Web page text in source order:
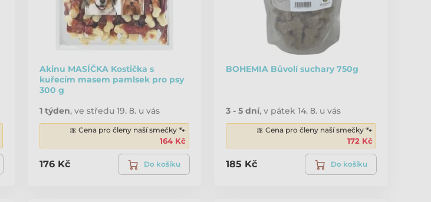
Akinu MASÍČKA Kostička s
kuřecím masem pamlsek pro psy
300 g
1 týden, ve středu 19. 8. u vás
🎀 Cena pro členy naší smečky 🐾
164 Kč
176 Kč Do košíku
BOHEMIA Bůvolí suchary 750g
3 - 5 dní,v pátek 14. 8. u vás
🎀 Cena pro členy naší smečky 🐾
172 Kč
185 Kč Do košíku